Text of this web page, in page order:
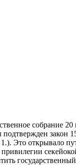
собрание
закон
Это открывало